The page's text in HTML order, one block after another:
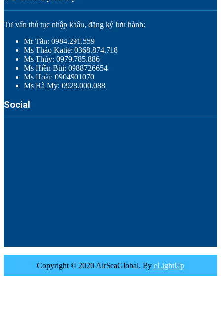
Tư vấn thủ tục nhập khẩu, đăng ký lưu hành:
Mr Tân: 0984.291.559
Ms Thảo Katie: 0368.874.718
Ms Thúy: 0979.785.886
Ms Hiền Bùi: 0988726654
Ms Hoài: 0904901070
Ms Hà My: 0928.000.088
Social
Copyright © 2020 AirSeaGlobal. By eLightUp